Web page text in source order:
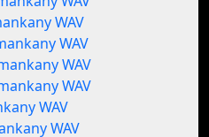
WAV
WAV
WAV
WAV
WAV
WAV